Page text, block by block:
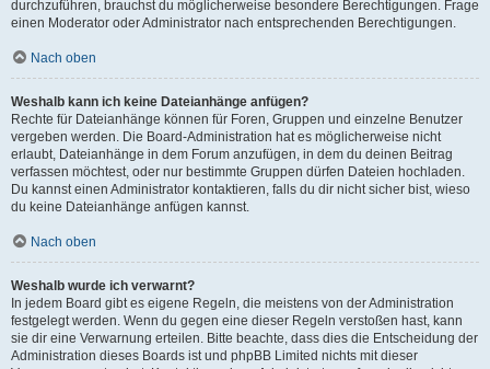
durchzuführen, brauchst du möglicherweise besondere Berechtigungen. Frage
einen Moderator oder Administrator nach entsprechenden Berechtigungen.
Nach oben
Weshalb kann ich keine Dateianhänge anfügen?
Rechte für Dateianhänge können für Foren, Gruppen und einzelne Benutzer
vergeben werden. Die Board-Administration hat es möglicherweise nicht
erlaubt, Dateianhänge in dem Forum anzufügen, in dem du deinen Beitrag
verfassen möchtest, oder nur bestimmte Gruppen dürfen Dateien hochladen.
Du kannst einen Administrator kontaktieren, falls du dir nicht sicher bist, wieso
du keine Dateianhänge anfügen kannst.
Nach oben
Weshalb wurde ich verwarnt?
In jedem Board gibt es eigene Regeln, die meistens von der Administration
festgelegt werden. Wenn du gegen eine dieser Regeln verstoßen hast, kann
sie dir eine Verwarnung erteilen. Bitte beachte, dass dies die Entscheidung der
Administration dieses Boards ist und phpBB Limited nichts mit dieser